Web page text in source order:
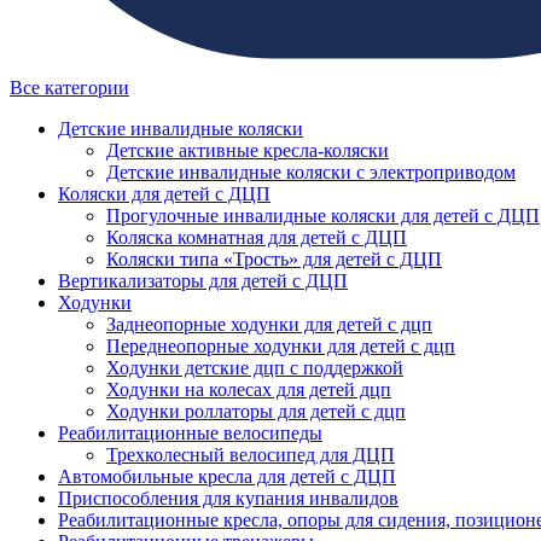
Все категории
Детские инвалидные коляски
Детские активные кресла-коляски
Детские инвалидные коляски с электроприводом
Коляски для детей с ДЦП
Прогулочные инвалидные коляски для детей с ДЦП
Коляска комнатная для детей с ДЦП
Коляски типа «Трость» для детей с ДЦП
Вертикализаторы для детей с ДЦП
Ходунки
Заднеопорные ходунки для детей с дцп
Переднеопорные ходунки для детей с дцп
Ходунки детские дцп с поддержкой
Ходунки на колесах для детей дцп
Ходунки роллаторы для детей с дцп
Реабилитационные велосипеды
Трехколесный велосипед для ДЦП
Автомобильные кресла для детей с ДЦП
Приспособления для купания инвалидов
Реабилитационные кресла, опоры для сидения,